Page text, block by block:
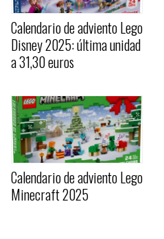
Calendario de adviento Lego
Disney 2025: última unidad
a 31,30 euros
Calendario de adviento Lego
Minecraft 2025